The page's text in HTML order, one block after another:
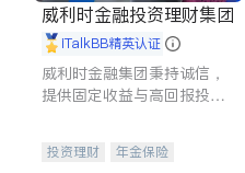
威利时金融投资理财集团
iTalkBB精英认证
威利时金融集团秉持诚信，
提供固定收益与高回报投资
合，助力客户实现目标
投资理财
年金保险